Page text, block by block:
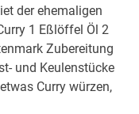
der ehemaligen
1 Eßlöffel Öl 2
Zubereitung
und Keulenstücke
Curry würzen,